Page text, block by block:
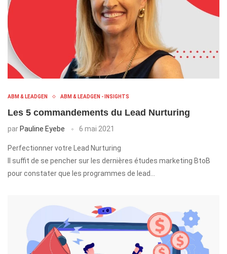
ABM & LEADGEN ABM & LEADGEN - INSIGHTS
Les 5 commandements du Lead Nurturing
par Pauline Eyebe 6 mai 2021
Perfectionner votre Lead Nurturing
Il suffit de se pencher sur les dernières études marketing BtoB
pour constater que les programmes de lead…